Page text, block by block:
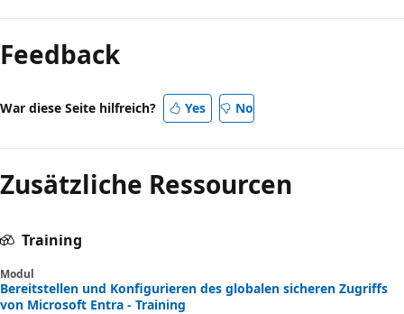
Feedback
War diese Seite hilfreich? Yes No
Zusätzliche Ressourcen
Training
Modul
Bereitstellen und Konfigurieren des globalen sicheren Zugriffs
von Microsoft Entra - Training